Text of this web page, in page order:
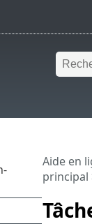
Aide en
principal